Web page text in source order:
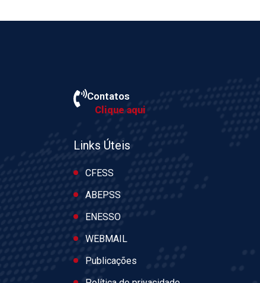
Contatos
Clique aqui
Links Úteis
CFESS
ABEPSS
ENESSO
WEBMAIL
Publicações